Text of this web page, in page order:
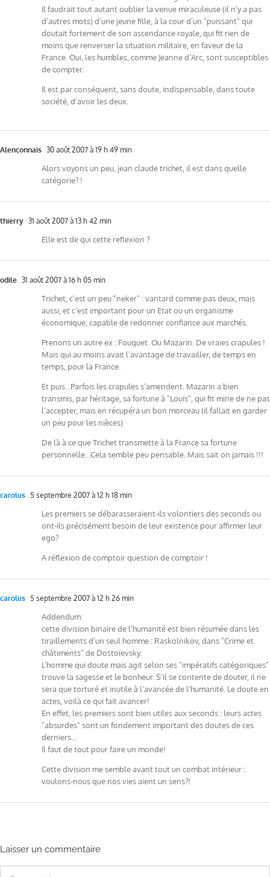
Il faudrait tout autant oublier la venue miraculeuse (il n’y a pas
d’autres mots) d’une jeune fille, à la cour d’un "puissant" qui
doutait fortement de son ascendance royale, qui fit rien de
moins que renverser la situation militaire, en faveur de la
France. Oui, les humbles, comme Jeanne d’Arc, sont susceptibles
de compter.
Il est par conséquent, sans doute, indispensable, dans toute
société, d’avoir les deux.
Alençonnais 30 août 2007 à 19 h 49 min
Alors voyons un peu, jean claude trichet, il est dans quelle
catégorie? !
thierry 31 août 2007 à 13 h 42 min
Elle est de qui cette reflexion ?
odile 31 août 2007 à 16 h 05 min
Trichet, c’est un peu "neker" : vantard comme pas deux, mais
aussi, et c’est important pour un Etat ou un organisme
économique, capable de redonner confiance aux marchés.
Prenons un autre ex : Fouquet. Ou Mazarin. De vraies crapules !
Mais qui au moins avait l’avantage de travailler, de temps en
temps, pour la France.
Et puis…Parfois les crapules s’amendent. Mazarin a bien
transmis, par héritage, sa fortune à "Louis", qui fit mine de ne pas
l’accepter, mais en récupéra un bon morceau (il fallait en garder
un peu pour les nièces)
De là à ce que Trichet transmette à la France sa fortune
personnelle…Cela semble peu pensable. Mais sait on jamais !!!
carolus 5 septembre 2007 à 12 h 18 min
Les premiers se débarasseraient-ils volontiers des seconds ou
ont-ils précisément besoin de leur existence pour affirmer leur
ego?
A réflexion de comptoir question de comptoir !
carolus 5 septembre 2007 à 12 h 26 min
Addendum:
cette division binaire de l’humanité est bien résumée dans les
tiraillements d’un seul homme : Raskolnikov, dans "Crime et
châtiments" de Dostoïevsky.
L’homme qui doute mais agit selon ses "impératifs catégoriques"
trouve la sagesse et le bonheur. S’il se contente de douter, il ne
sera que torturé et inutile à l’avancée de l’humanité. Le doute en
actes, voilà ce qui fait avancer!
En effet, les premiers sont bien utiles aux seconds : leurs actes
"absurdes" sont un fondement important des doutes de ces
derniers…
Il faut de tout pour faire un monde!
Cette division me semble avant tout un combat intérieur :
voulons-nous que nos vies aient un sens?!
Laisser un commentaire